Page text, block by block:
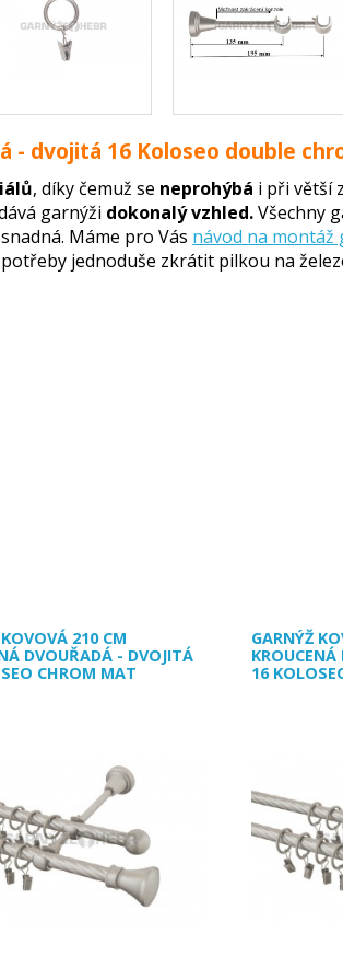
- dvojitá 16 Koloseo double
, díky čemuž se neprohýbá i při větší
garnýži dokonalý vzhled.Všechny
Máme pro Vás návod na montáž
jednoduše zkrátit pilkou na
210 CM
DVOUŘADÁ - DVOJITÁ
CHROM MAT
GARNÝŽ
16